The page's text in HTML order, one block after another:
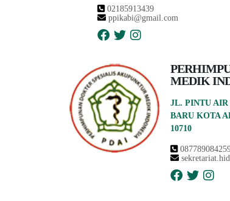
02185913439
ppikabi@gmail.com
MEDIK
JL. PINTU AIR
BARU KOTA
10710